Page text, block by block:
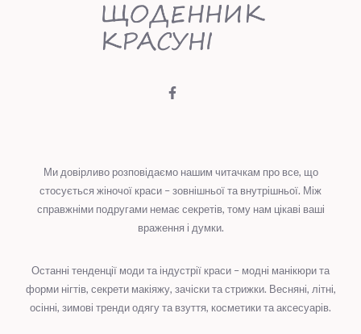
Ми довірливо розповідаємо нашим читачкам про все, що
стосується жіночої краси – зовнішньої та внутрішньої. Між
справжніми подругами немає секретів, тому нам цікаві ваші
враження і думки.
Останні тенденції моди та індустрії краси – модні манікюри та
форми нігтів, секрети макіяжу, зачіски та стрижки. Весняні, літні,
осінні, зимові тренди одягу та взуття, косметики та аксесуарів.